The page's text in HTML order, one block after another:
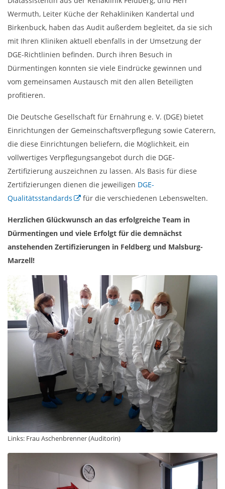
Wermuth, Leiter Küche der Rehakliniken Kandertal und
Birkenbuck, haben das Audit außerdem begleitet, da sie sich
mit Ihren Kliniken aktuell ebenfalls in der Umsetzung der
DGE-Richtlinien befinden. Durch ihren Besuch in
Dürmentingen konnten sie viele Eindrücke gewinnen und
vom gemeinsamen Austausch mit den allen Beteiligten
profitieren.
Die Deutsche Gesellschaft für Ernährung e. V. (DGE) bietet
Einrichtungen der Gemeinschaftsverpflegung sowie Caterern,
die diese Einrichtungen beliefern, die Möglichkeit, ein
vollwertiges Verpflegungsangebot durch die DGE-
Zertifizierung auszeichnen zu lassen. Als Basis für diese
Zertifizierungen dienen die jeweiligen DGE-
Qualitätsstandards
für die verschiedenen Lebenswelten.
Herzlichen Glückwunsch an das erfolgreiche Team in
Dürmentingen und viele Erfolgt für die demnächst
anstehenden Zertifizierungen in Feldberg und Malsburg-
Marzell!
Links: Frau Aschenbrenner (Auditorin)